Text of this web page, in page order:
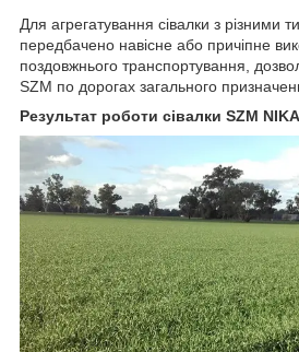
Для агрегатування сівалки з різними
передбачено навісне або причіпне
поздовжнього транспортування,
SZM по дорогах загального
Результат роботи сівалки SZM NIKA